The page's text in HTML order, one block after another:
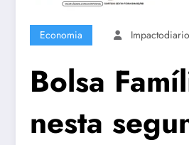
Economia Impactodiario
Bolsa
nesta